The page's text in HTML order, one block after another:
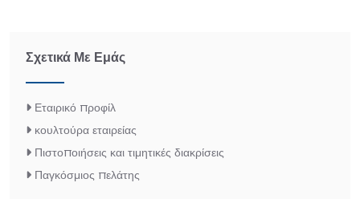
Σχετικά Με Εμάς
Εταιρικό προφίλ
κουλτούρα εταιρείας
Πιστοποιήσεις και τιμητικές διακρίσεις
Παγκόσμιος πελάτης